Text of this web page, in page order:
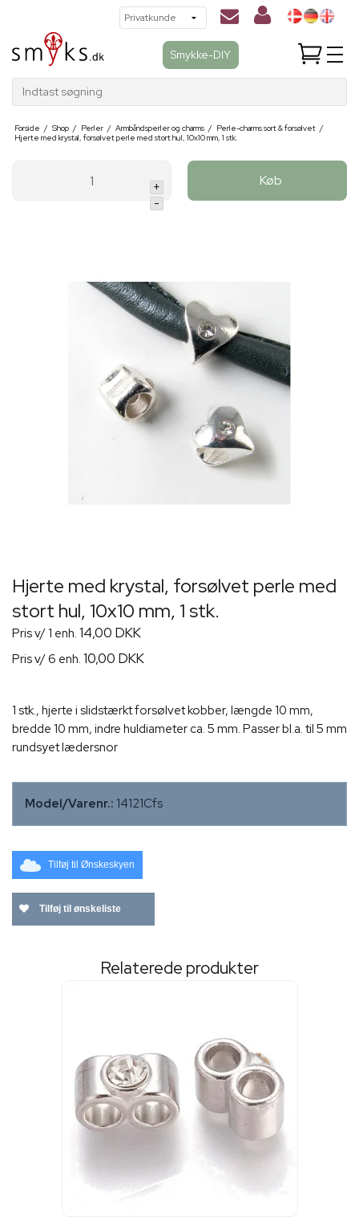
Smykke-DIY
Indtast søgning
Forside / Shop / Perler / Armbåndsperler og charms / Perle-charms sort & forsølvet /
Hjerte med krystal, forsølvet perle med stort hul, 10x10 mm, 1 stk.
+
-
Køb
Hjerte med krystal, forsølvet perle med
stort hul, 10x10 mm, 1 stk.
Pris v/ 1 enh. 14,00 DKK
Pris v/ 6 enh. 10,00 DKK
1 stk., hjerte i slidstærkt forsølvet kobber, længde 10 mm,
bredde 10 mm, indre huldiameter ca. 5 mm. Passer bl.a. til 5 mm
rundsyet lædersnor
Model/Varenr.: 14121Cfs
Tilføj til Ønskeskyen
Tilføj til ønskeliste
Relaterede produkter